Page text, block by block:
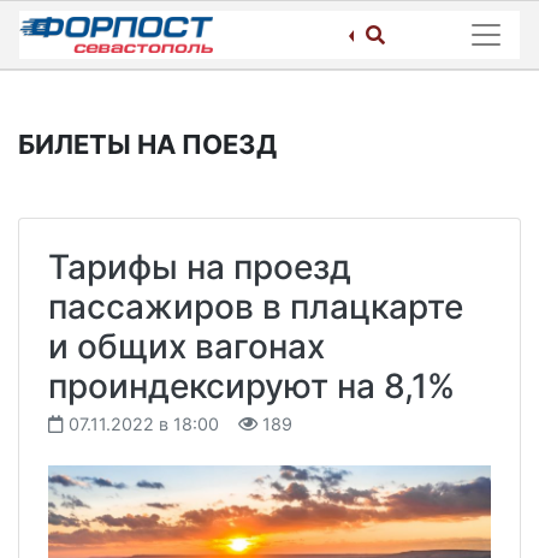
Skip
content
БИЛЕТЫ НА ПОЕЗД
Тарифы на проезд
пассажиров в плацкарте
и общих вагонах
проиндексируют на 8,1%
07.11.2022 в 18:00 189